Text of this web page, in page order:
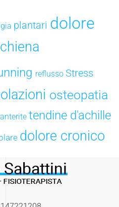
plantari dolore
reflusso Stress
osteopatia
tendine d'achille
dolore cronico